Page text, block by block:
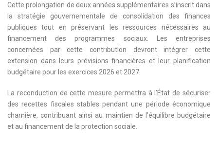
Cette prolongation de deux années supplémentaires s’inscrit dans
la stratégie gouvernementale de consolidation des finances
publiques tout en préservant les ressources nécessaires au
financement des programmes sociaux. Les entreprises
concernées par cette contribution devront intégrer cette
extension dans leurs prévisions financières et leur planification
budgétaire pour les exercices 2026 et 2027.
La reconduction de cette mesure permettra à l’État de sécuriser
des recettes fiscales stables pendant une période économique
charnière, contribuant ainsi au maintien de l’équilibre budgétaire
et au financement de la protection sociale.